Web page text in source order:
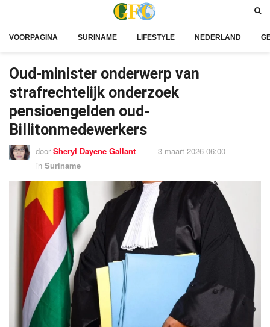
VOORPAGINA SURINAME LIFESTYLE NEDERLAND
Oud-minister onderwerp van
strafrechtelijk onderzoek
pensioengelden oud-
Billitonmedewerkers
door Sheryl Dayene Gallant
3 maart 2026 06:00
in Suriname